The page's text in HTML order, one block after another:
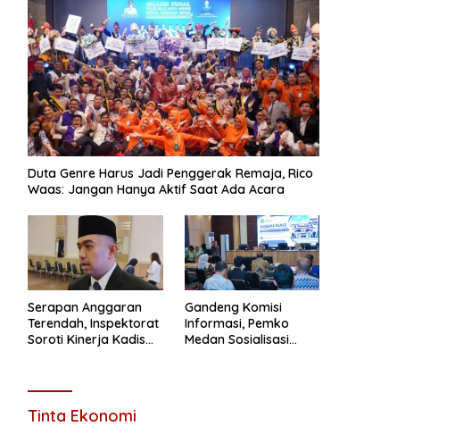
Duta Genre Harus Jadi Penggerak Remaja, Rico
Waas: Jangan Hanya Aktif Saat Ada Acara
Serapan Anggaran
Terendah, Inspektorat
Soroti Kinerja Kadis
Gandeng Komisi
Informasi, Pemko
Medan Sosialisasi
Tinta Ekonomi